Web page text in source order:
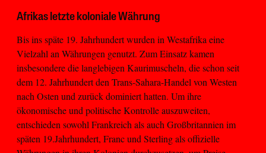
Afrikas letzte koloniale Währung
Bis ins späte 19. Jahrhundert wurden in Westafrika eine
Vielzahl an Währungen genutzt. Zum Einsatz kamen
insbesondere die langlebigen Kaurimuscheln, die schon seit
dem 12. Jahrhundert den Trans-Sahara-Handel von Westen
nach Osten und zurück dominiert hatten. Um ihre
ökonomische und politische Kontrolle auszuweiten,
entschieden sowohl Frankreich als auch Großbritannien im
späten 19.Jahrhundert, Franc und Sterling als offizielle